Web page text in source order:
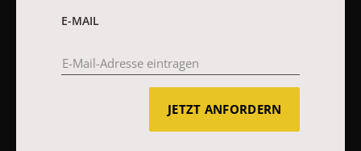
NACH OBEN
E-MAIL
JETZT ANFORDERN